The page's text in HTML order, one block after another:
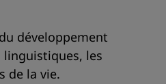
développement
les
de la vie.